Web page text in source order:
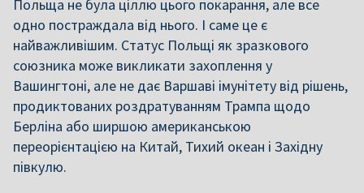
Польща не була ціллю цього покарання, але все
одно постраждала від нього. І саме це є
найважливішим. Статус Польщі як зразкового
союзника може викликати захоплення у
Вашингтоні, але не дає Варшаві імунітету від рішень,
продиктованих роздратуванням Трампа щодо
Берліна або ширшою американською
переорієнтацією на Китай, Тихий океан і Західну
півкулю.